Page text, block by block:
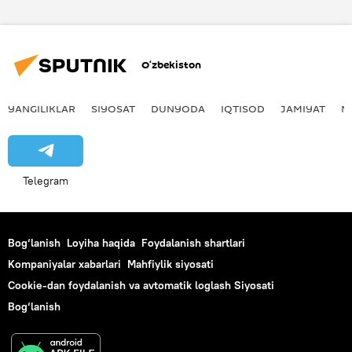
O‘zbekiston
YANGILIKLAR SIYOSAT DUNYODA IQTISOD JAMIYAT
Telegram
Bog‘lanish Loyiha haqida Foydalanish shartlari
Kompaniyalar xabarlari Mahfiylik siyosati
Cookie-dan foydalanish va avtomatik loglash Siyosati
Bog‘lanish